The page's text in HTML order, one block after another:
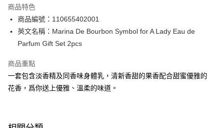
PayMe
WeChat Pay
送貨方式
順豐自助櫃 - 確認發貨後1-3個工作天送達
順豐站及營業點 - 確認發貨後1-3個工作天送達
商品特色
商品編號：110655402001
英文名稱：Marina De Bourbon Symbol for A Lady Eau de
Parfum Gift Set 2pcs
商品重點
一套包含淡香精及同香味身體乳，清新香甜的果香配合甜蜜優雅的
花香，爲你送上優雅、溫柔的味道。